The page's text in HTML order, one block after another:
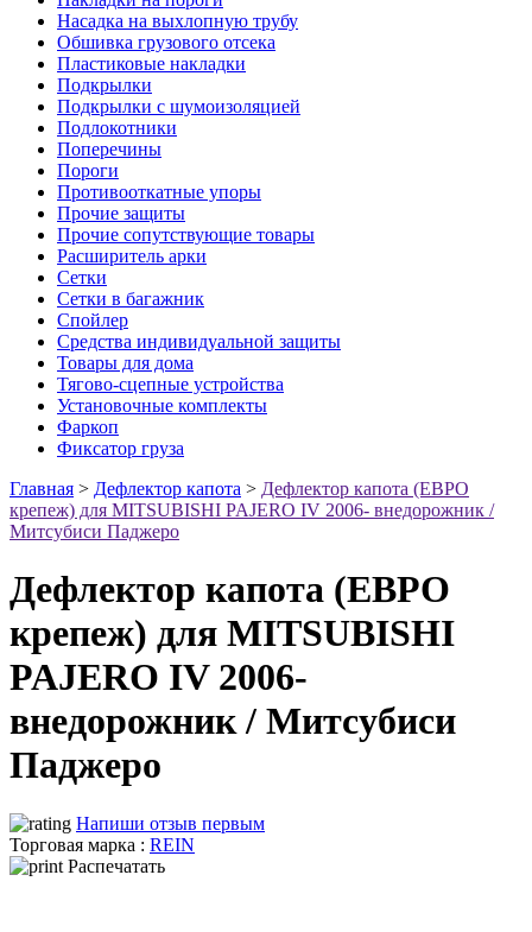
Насадка на выхлопную трубу
Обшивка грузового отсека
Пластиковые накладки
Подкрылки
Подкрылки с шумоизоляцией
Подлокотники
Поперечины
Пороги
Противооткатные упоры
Прочие защиты
Прочие сопутствующие товары
Расширитель арки
Сетки
Сетки в багажник
Спойлер
Средства индивидуальной защиты
Товары для дома
Тягово-сцепные устройства
Установочные комплекты
Фаркоп
Фиксатор груза
Главная > Дефлектор капота > Дефлектор капота (ЕВРО
крепеж) для MITSUBISHI PAJERO IV 2006- внедорожник /
Митсубиси Паджеро
Дефлектор капота (ЕВРО
крепеж) для MITSUBISHI
PAJERO IV 2006-
внедорожник / Митсубиси
Паджеро
Напиши отзыв первым
Торговая марка : REIN
Распечатать